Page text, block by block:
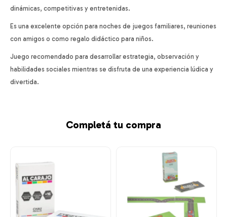
dinámicas, competitivas y entretenidas.
Es una excelente opción para noches de juegos familiares, reuniones
con amigos o como regalo didáctico para niños.
Juego recomendado para desarrollar estrategia, observación y
habilidades sociales mientras se disfruta de una experiencia lúdica y
divertida.
Completá tu compra